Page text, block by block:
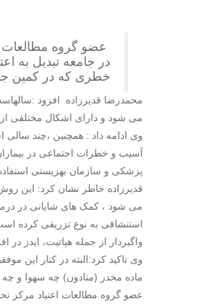
عضو گروه
در جامعه تبدیل به
خطری که در کمین
محمدرضا قدیرزاده افزود
می شود و دارای اشکال مختلفی از جمله شربت، قرص های ۵و ۲۰ و
وی ادامه داد : همچنین ،چند
آسیب و خطرات اجتماعی در
پزشکی و سازمان بهزیستی
می شود ، کمک های شایانی در
استنشاقی به نوع تزریقی کرده
واگیردار از جمله هپاتیت، ایدز
وی تاکید کرد:البته در کنار این
ماده مخدر (متادون) چه سهوا و چه
عضو گروه مطالعات اعتیاد